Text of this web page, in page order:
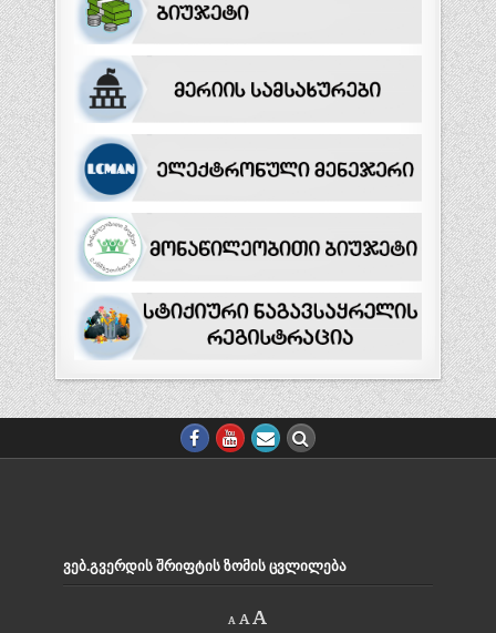
ᲕᲔᲑ.ᲒᲕᲔᲠᲓᲘᲡ ᲨᲠᲘᲤᲢᲘᲡ ᲖᲝᲛᲘᲡ ᲪᲕᲚᲘᲚᲔᲑᲐ
A
Decrease
font
A Reset
A